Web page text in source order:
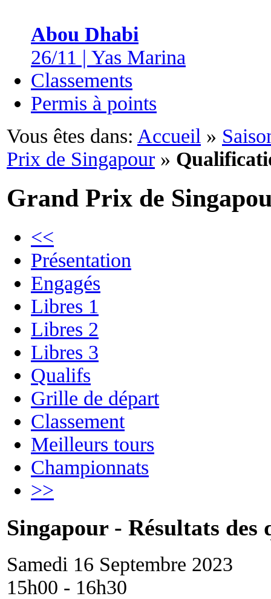
Abou Dhabi
26/11 | Yas Marina
Classements
Permis à points
Vous êtes dans: Accueil »
Prix de Singapour »
Grand Prix de
<<
Présentation
Engagés
Libres 1
Libres 2
Libres 3
Qualifs
Grille de départ
Classement
Meilleurs tours
Championnats
>>
Singapour - Résultats
Samedi 16 Septembre 2023
15h00 - 16h30